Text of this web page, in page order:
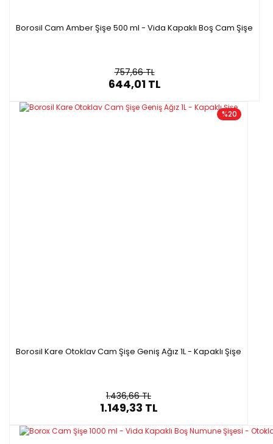
Borosil Cam Amber Şişe 500 ml - Vida Kapaklı Boş Cam Şişe
757,66 TL
644,01 TL
%20
Borosil Kare Otoklav Cam Şişe Geniş Ağız 1L - Kapaklı Şişe
1.436,66 TL
1.149,33 TL